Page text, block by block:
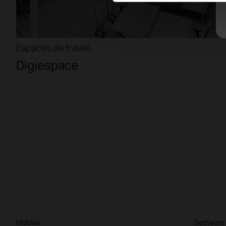
Espaces de travail
Digiespace
Mobilier
Secteurs